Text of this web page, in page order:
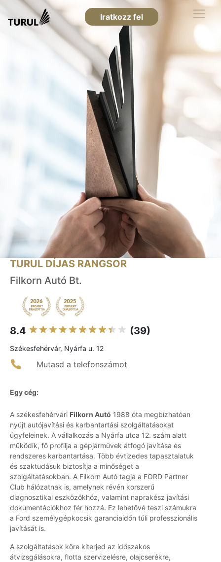
Iratkozz fel
TURUL DÍJAS RANGSOR
Filkorn Autó Bt.
8.4 (39)
Székesfehérvár, Nyárfa u. 12
Mutasd a telefonszámot
Egy cég:
A székesfehérvári Filkorn Autó 1988 óta megbízhatóan
nyújt autójavítási és karbantartási szolgáltatásokat
ügyfeleinek. A vállalkozás a Nyárfa utca 12. szám alatt
működik, fő profilja a gépjárművek átfogó javítása és
rendszeres karbantartása. Több évtizedes tapasztalatuk
és szaktudásuk biztosítja a minőséget a
szolgáltatásokban. A Filkorn Autó tagja a FORD Partner
Club hálózatnak is, amelynek révén korszerű
diagnosztikai eszközökhöz, valamint naprakész javítási
dokumentációkhoz fér hozzá. Ez lehetővé teszi számukra
a Ford személygépkocsik garanciaidőn túli professzionális
javítását is.
A szolgáltatások köre kiterjed az időszakos
átvizsgálásokra, flotta szervizelésre, olajcserékre,